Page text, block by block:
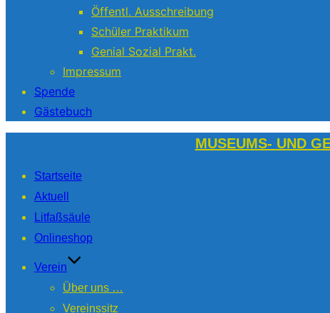
Öffentl. Ausschreibung
Schüler Praktikum
Genial Sozial Prakt.
Impressum
Spende
Gästebuch
springen
MUSEUMS- UND
Startseite
Aktuell
Litfaßsäule
Onlineshop
Verein
Über uns …
Vereinssitz